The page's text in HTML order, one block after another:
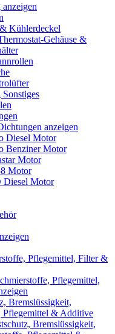
Kühlerdeckel
Gehäuse &
anzeigen
Diesel Motor
Benziner Motor
Motor
Motor
Diesel Motor
Pflegemittel, Filter &
Pflegemittel,
Bremslüssigkeit,
Pflegemittel & Additive
Bremslüssigkeit,